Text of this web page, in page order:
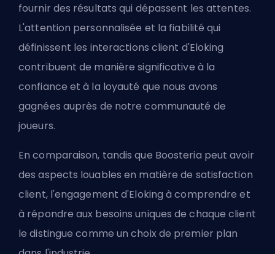
fournir des résultats qui dépassent les attentes.
L'attention personnalisée et la fiabilité qui
définissent les interactions client d'Eloking
contribuent de manière significative à la
confiance et à la loyauté que nous avons
gagnées auprès de notre communauté de
joueurs.
En comparaison, tandis que Boosteria peut avoir
des aspects louables en matière de satisfaction
client, l'engagement d'Eloking à comprendre et
à répondre aux besoins uniques de chaque client
le distingue comme un choix de premier plan